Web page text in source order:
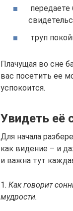
труп
Плачущая во сне
вас посетить ее
успокоится.
Увидеть её
Для начала
как видение – и
и важна тут
1. Как говорит
мудрости.